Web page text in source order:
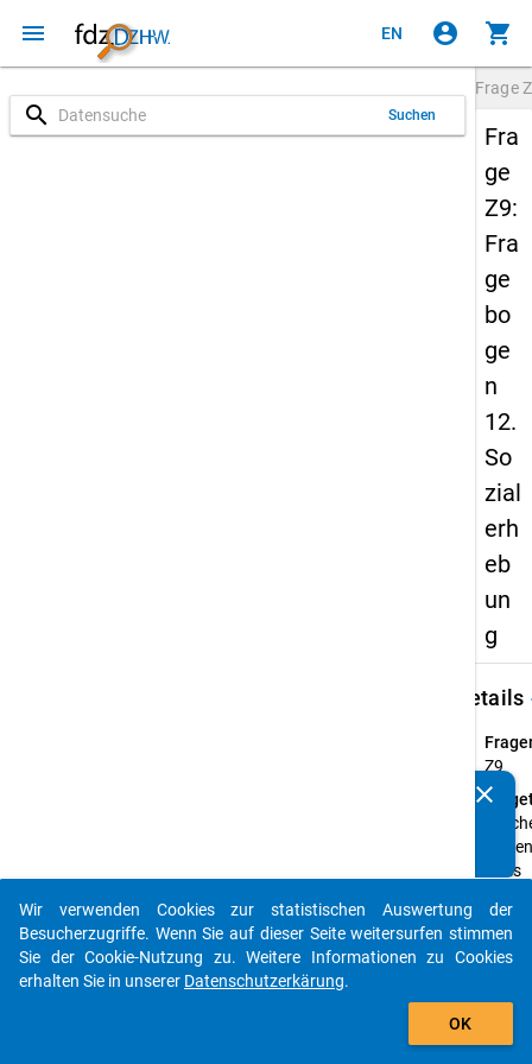
menu EN account_circle shopping_cart
search Suchen
Frage
Fra
ge
Z9:
Fra
ge
bo
ge
n
12.
So
zial
erh
eb
un
g
Details
Z9
Ihres
Fragen im
clear
auto_stories
add_shopping_cart
Wir verwenden Cookies zur statistischen Auswertung der
Besucherzugriffe. Wenn Sie auf dieser Seite weitersurfen stimmen
Sie der Cookie-Nutzung zu. Weitere Informationen zu Cookies
erhalten Sie in unserer Datenschutzerkärung.
OK